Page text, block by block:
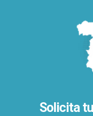
Solicita